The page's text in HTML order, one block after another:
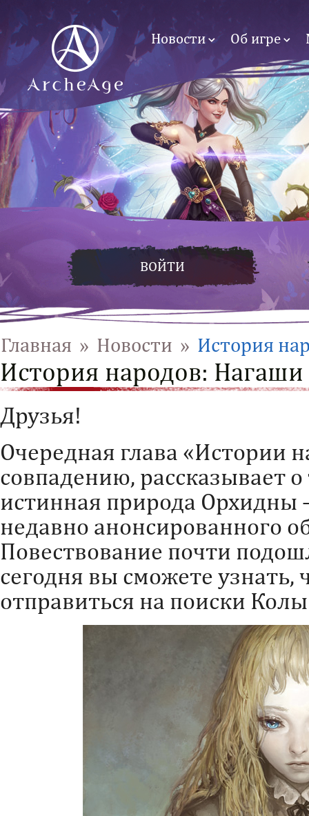
Новости Об игре
ВОЙТИ
Главная » Новости » История
История народов: Нагаши
Друзья!
Очередная глава «Истории
совпадению, рассказывает
истинная природа
недавно анонсированного
Повествование почти
сегодня вы сможете узнать,
отправиться на поиски